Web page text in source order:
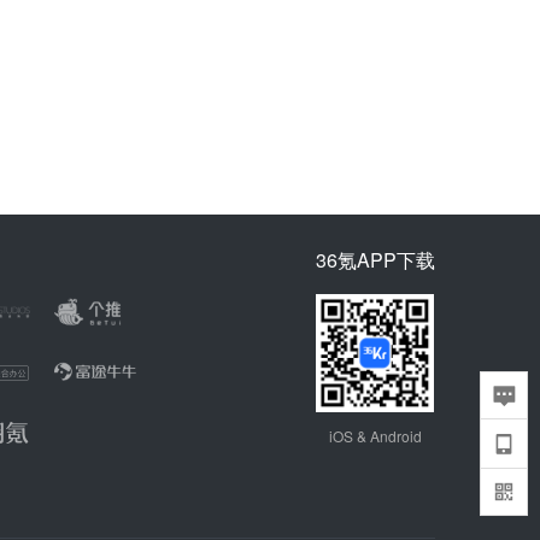
36氪APP下载
iOS & Android